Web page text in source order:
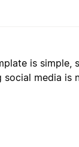
is
media is